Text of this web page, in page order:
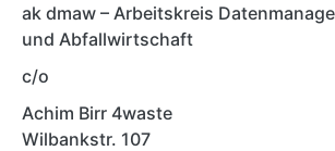
ak dmaw – Arbeitskreis
und Abfallwirtschaft
c/o
Achim Birr 4waste
Wilbankstr. 107